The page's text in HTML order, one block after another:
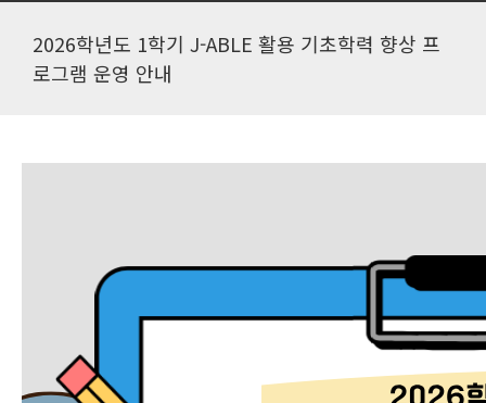
2026학년도 1학기 J-ABLE 활용 기초학력 향상 프
로그램 운영 안내